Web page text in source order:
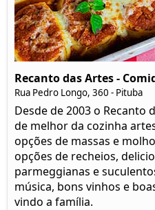
Recanto das Artes -
Rua Pedro Longo, 360 - Pituba
Desde de 2003 o Recanto
de melhor da cozinha
opções de massas e
opções de recheios,
parmeggianas e
música, bons vinhos e
vindo a família.